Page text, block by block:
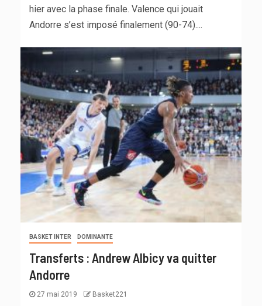
hier avec la phase finale. Valence qui jouait
Andorre s’est imposé finalement (90-74)....
BASKET INTER DOMINANTE
Transferts : Andrew Albicy va quitter
Andorre
27 mai 2019 Basket221